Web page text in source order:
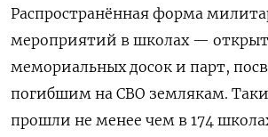
Распространённая форма
мероприятий в школах —
мемориальных досок и парт,
погибшим на СВО землякам.
прошли не менее чем в 174